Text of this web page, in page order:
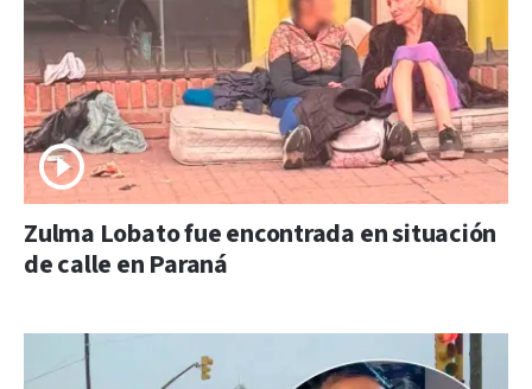
Zulma Lobato fue encontrada en situación
de calle en Paraná